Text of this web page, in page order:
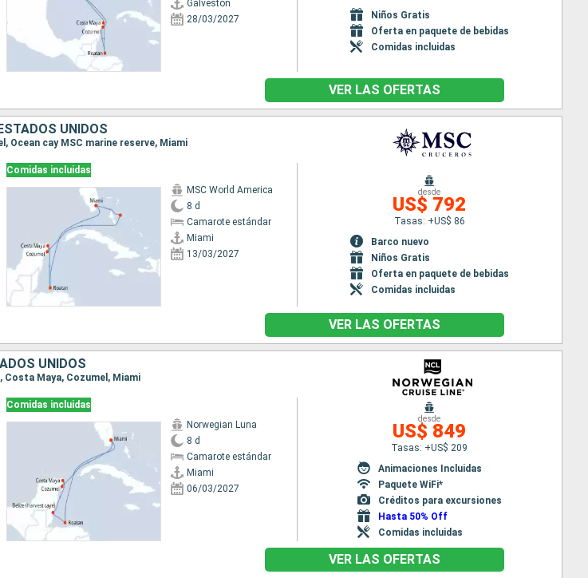
Galveston
28/03/2027
Niños Gratis
Oferta en paquete de bebidas
Comidas incluidas
VER LAS OFERTAS
UNIDOS
Ocean cay MSC marine reserve, Miami
Comidas incluidas
MSC World America
8 d
Camarote estándar
Miami
13/03/2027
desde
US$ 792
Tasas: +US$ 86
Barco nuevo
Niños Gratis
Oferta en paquete de bebidas
Comidas incluidas
VER LAS OFERTAS
UNIDOS
Costa Maya, Cozumel, Miami
Comidas incluidas
Norwegian Luna
8 d
Camarote estándar
Miami
06/03/2027
desde
US$ 849
Tasas: +US$ 209
Animaciones Incluidas
Paquete WiFi*
Créditos para excursiones
Hasta 50% Off
Comidas incluidas
VER LAS OFERTAS